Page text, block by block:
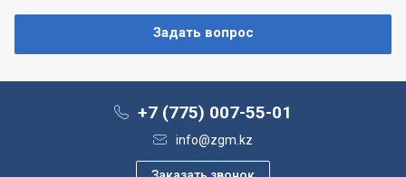
+7 (775) 007-55-01
info@zgm.kz